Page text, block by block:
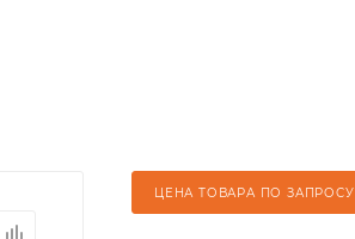
ЦЕНА ТОВАРА ПО ЗАПРОСУ